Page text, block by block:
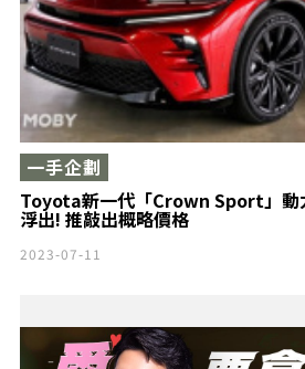
Toyota新一代「Crown Sport」動
浮出! 推敲出概略價格
一手企劃
2023-07-11